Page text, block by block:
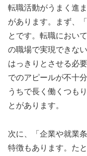
転職活動がうまく進
があります。まず、
とです。転職におい
の職場で実現できな
はっきりとさせる必
でのアピールが不十
うちで長く働くつも
とがあります。
次に、「企業や就業
特徴もあります。た